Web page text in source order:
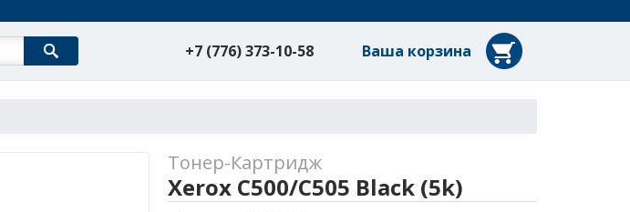
+7 (776) 373-10-58 Ваша корзина
Тонер-Картридж
Xerox C500/C505 Black (5k)